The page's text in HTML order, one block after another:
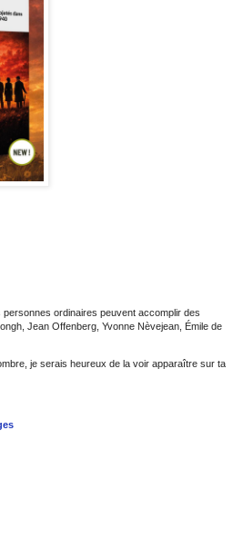
ordinaires peuvent accomplir des
Jean Offenberg, Yvonne Nèvejean, Émile de
je serais heureux de la voir apparaître sur ta